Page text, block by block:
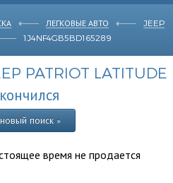
ЛЕГКОВЫЕ АВТО
JEEP
1J4NF4GB5BD165289
PATRIOT LATITUDE
поиск »
время не продается